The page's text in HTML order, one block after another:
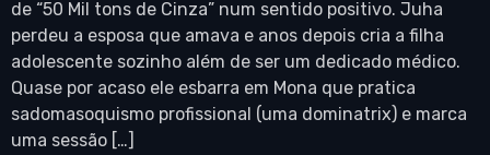
de “50 Mil tons de Cinza” num sentido positivo. Juha
perdeu a esposa que amava e anos depois cria a filha
adolescente sozinho além de ser um dedicado médico.
Quase por acaso ele esbarra em Mona que pratica
sadomasoquismo profissional (uma dominatrix) e marca
uma sessão […]